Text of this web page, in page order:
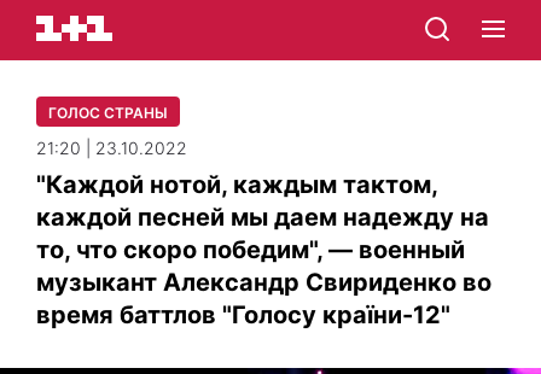
ГОЛОС СТРАНЫ
21:20 | 23.10.2022
"Каждой нотой, каждым тактом,
каждой песней мы даем надежду на
то, что скоро победим", — военный
музыкант Александр Свириденко во
время баттлов "Голосу країни-12"